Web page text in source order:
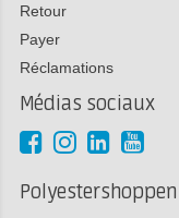
Retour
Payer
Réclamations
Médias sociaux
Polyestershoppen